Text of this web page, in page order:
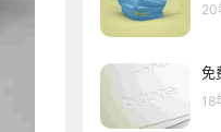
20
免
18